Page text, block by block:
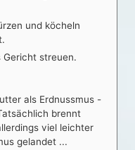
und köcheln
Gericht streuen.
als Erdnussmus -
brennt
viel leichter
gelandet ...